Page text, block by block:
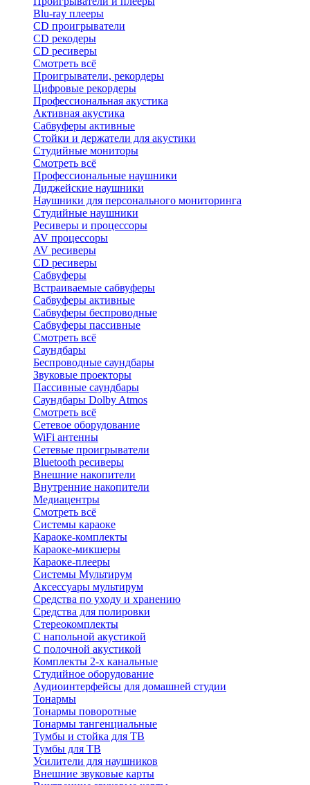
Blu-ray плееры
CD проигрыватели
CD рекодеры
CD ресиверы
Смотреть всё
Проигрыватели, рекордеры
Цифровые рекордеры
Профессиональная акустика
Активная акустика
Сабвуферы активные
Стойки и держатели для акустики
Студийные мониторы
Смотреть всё
Профессиональные наушники
Диджейские наушники
Наушники для персонального мониторинга
Студийные наушники
Ресиверы и процессоры
AV процессоры
AV ресиверы
CD ресиверы
Сабвуферы
Встраиваемые сабвуферы
Сабвуферы активные
Сабвуферы беспроводные
Сабвуферы пассивные
Смотреть всё
Саундбары
Беспроводные саундбары
Звуковые проекторы
Пассивные саундбары
Саундбары Dolby Atmos
Смотреть всё
Сетевое оборудование
WiFi антенны
Сетевые проигрыватели
Bluetooth ресиверы
Внешние накопители
Внутренние накопители
Медиацентры
Смотреть всё
Системы караоке
Караоке-комплекты
Караоке-микшеры
Караоке-плееры
Системы Мультирум
Аксессуары мультирум
Средства по уходу и хранению
Средства для полировки
Стереокомплекты
C напольной акустикой
C полочной акустикой
Комплекты 2-х канальные
Студийное оборудование
Аудиоинтерфейсы для домашней студии
Тонармы
Тонармы поворотные
Тонармы тангенциальные
Тумбы и стойка для ТВ
Тумбы для ТВ
Усилители для наушников
Внешние звуковые карты